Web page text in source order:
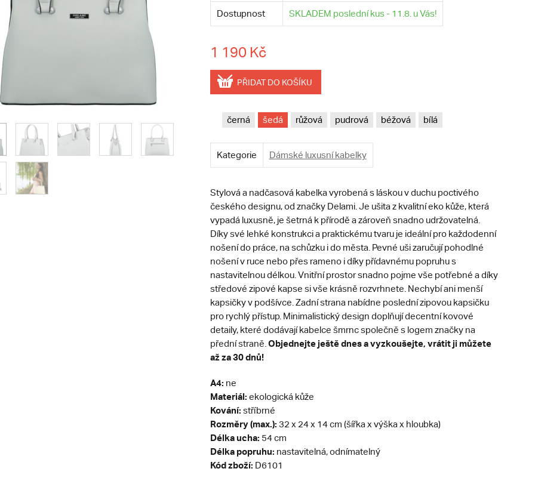
Dostupnost SKLADEM poslední kus - 11.8. u Vás!
1 190 Kč
PŘIDAT DO KOŠÍKU
černá šedá růžová pudrová béžová bílá
Kategorie Dámské luxusní kabelky
Stylová a nadčasová kabelka vyrobená s láskou v duchu poctivého
českého designu, od značky Delami. Je ušita z kvalitní eko kůže, která
vypadá luxusně, je šetrná k přírodě a zároveň snadno udržovatelná.
Díky své lehké konstrukci a praktickému tvaru je ideální pro každodenní
nošení do práce, na schůzku i do města. Pevné uši zaručují pohodlné
nošení v ruce nebo přes rameno i díky přídavnému popruhu s
nastavitelnou délkou. Vnitřní prostor snadno pojme vše potřebné a díky
středové zipové kapse si vše krásně rozvrhnete. Nechybí ani menší
kapsičky v podšívce. Zadní strana nabídne poslední zipovou kapsičku
pro rychlý přístup. Minimalistický design doplňují decentní kovové
detaily, které dodávají kabelce šmrnc společně s logem značky na
přední straně. Objednejte ještě dnes a vyzkoušejte, vrátit ji můžete
až za 30 dnů!
A4: ne
Materiál: ekologická kůže
Kování: stříbrné
Rozměry (max.): 32 x 24 x 14 cm (šířka x výška x hloubka)
Délka ucha: 54 cm
Délka popruhu: nastavitelná, odnímatelný
Kód zboží: D6101